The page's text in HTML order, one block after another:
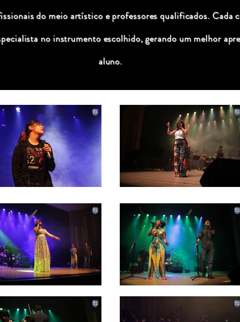
do meio artístico e professores qualificados. Cada
no instrumento escolhido, gerando um melhor
aluno.